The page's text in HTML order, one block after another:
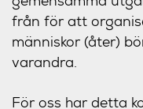
från för att
människor (åter)
varandra.
För oss har detta